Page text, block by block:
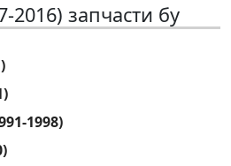
2016) запчасти бу
1998)